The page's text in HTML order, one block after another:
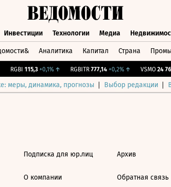
Инвестиции Технологии Медиа
Аналитика Капитал Страна
RGBI 115,3 +0,1%↑ RGBITR 777,14 +0,2%↑ VSMO 24 760
меры, динамика, прогнозы Выбор редакции
Подписка для юр.лиц
О компании
Архив
Обратная связь